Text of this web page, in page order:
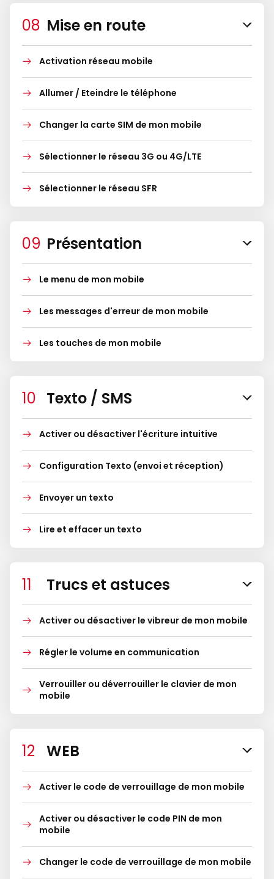
Mise en route
Activation réseau mobile
Allumer / Eteindre le téléphone
Changer la carte SIM de mon mobile
Sélectionner le réseau 3G ou 4G/LTE
Sélectionner le réseau SFR
Présentation
Le menu de mon mobile
Les messages d'erreur de mon mobile
Les touches de mon mobile
Texto / SMS
Activer ou désactiver l'écriture intuitive
Configuration Texto (envoi et réception)
Envoyer un texto
Lire et effacer un texto
Trucs et astuces
Activer ou désactiver le vibreur de mon mobile
Régler le volume en communication
Verrouiller ou déverrouiller le clavier de mon
mobile
WEB
Activer le code de verrouillage de mon mobile
Activer ou désactiver le code PIN de mon
mobile
Changer le code de verrouillage de mon mobile